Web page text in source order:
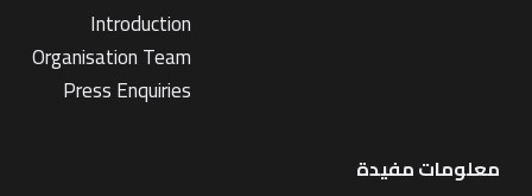
Introduction
Organisation Team
Press Enquiries
معلومات مفيدة